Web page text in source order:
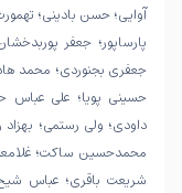
آوایی؛ حسن بادینی؛
پارساپور؛ جعفر
جعفری بجنوردی؛ محمد
حسینی پویا؛ علی عباس
داودی؛ ولی رستمی؛
محمدحسین ساکت؛
شریعت باقری؛ عباس